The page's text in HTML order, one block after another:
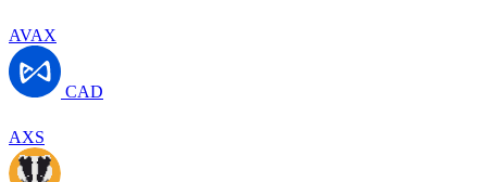
AVAX
CAD
AXS